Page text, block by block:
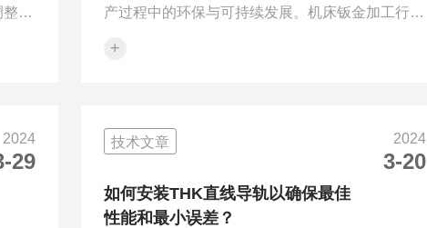
对
紧
轨道
热
在
产过程中的环保与可持续发展。机床钣金加工行业
发展策略不仅可以降低对环境的影响，还可以提高
声、废气和废水等污染。实施环保措施可以减少这
些污染，保护环境。2.节能降耗环保与可持续发展
策略鼓励采用节能降耗的加工方法和技术，降低生
产成本，提高企业效益。3.提高企业形象...
+
2024
29
技术文章 2024
3-20
如何安装THK直线导轨以确保最佳
性能和最小误差？